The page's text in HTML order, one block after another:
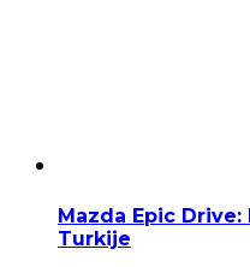
Mazda Epic
Turkije